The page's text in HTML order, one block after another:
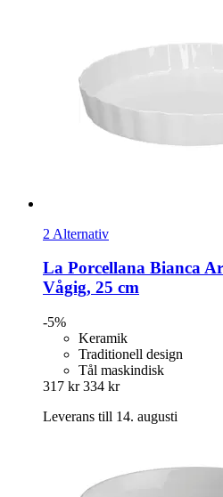
2 Alternativ
La Porcellana Bianca
Vågig, 25 cm
-5%
Keramik
Traditionell design
Tål maskindisk
317 kr 334 kr
Leverans till 14. augusti